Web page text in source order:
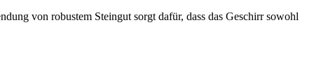
von robustem Steingut sorgt dafür, dass das Geschirr sowohl